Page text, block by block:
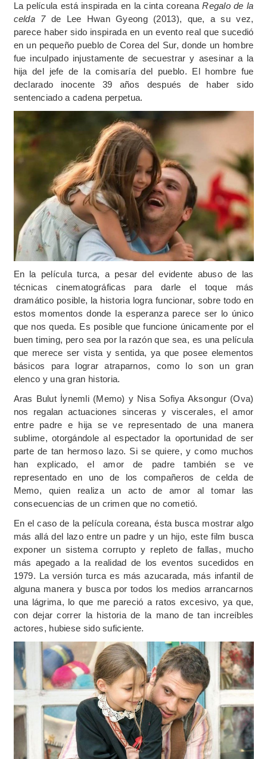
La película está inspirada en la cinta coreanaRegalo de la
celda 7de Lee Hwan Gyeong (2013), que, a su vez,
parece haber sido inspirada en un evento real que sucedió
en un pequeño pueblo de Corea del Sur, donde un hombre
fue inculpado injustamente de secuestrar y asesinar a la
hija del jefe de la comisaría del pueblo. El hombre fue
declarado inocente 39 años después de haber sido
sentenciado a cadena perpetua.
En la película turca, a pesar del evidente abuso de las
técnicas cinematográficas para darle el toque más
dramático posible, la historia logra funcionar, sobre todo en
estos momentos donde la esperanza parece ser lo único
que nos queda. Es posible que funcione únicamente por el
buen timing, pero sea por la razón que sea, es una película
que merece ser vista y sentida, ya que posee elementos
básicos para lograr atraparnos, como lo son un gran
elenco y una gran historia.
Aras Bulut İynemli (Memo) y Nisa Sofiya Aksongur (Ova)
nos regalan actuaciones sinceras y viscerales, el amor
entre padre e hija se ve representado de una manera
sublime, otorgándole al espectador la oportunidad de ser
parte de tan hermoso lazo. Si se quiere, y como muchos
han explicado, el amor de padre también se ve
representado en uno de los compañeros de celda de
Memo, quien realiza un acto de amor al tomar las
consecuencias de un crimen que no cometió.
En el caso de la película coreana, ésta busca mostrar algo
más allá del lazo entre un padre y un hijo, este film busca
exponer un sistema corrupto y repleto de fallas, mucho
más apegado a la realidad de los eventos sucedidos en
1979. La versión turca es más azucarada, más infantil de
alguna manera y busca por todos los medios arrancarnos
una lágrima, lo que me pareció a ratos excesivo, ya que,
con dejar correr la historia de la mano de tan increíbles
actores, hubiese sido suficiente.